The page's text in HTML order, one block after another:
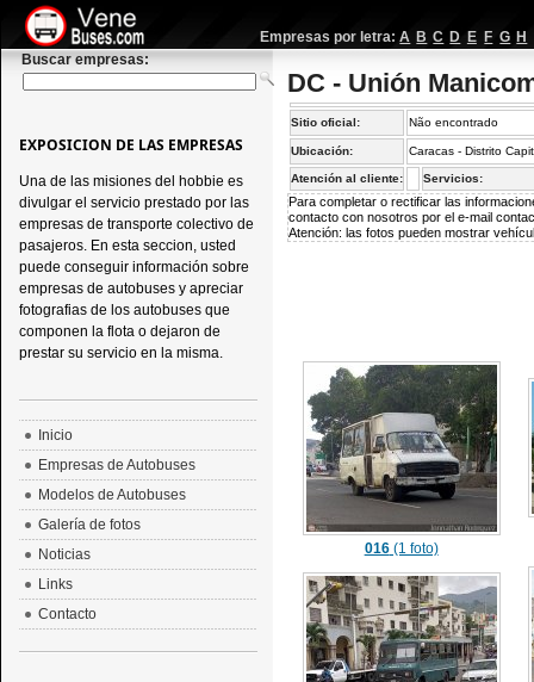
Empresas por letra: A B C D E F G H
Buscar empresas:
DC - Unión
Sitio oficial: Não encontrado
Ubicación: Caracas - Distrito
Atención al cliente: Servicios:
Para completar o rectificar las
contacto con nosotros por el e-mail
Atención: las fotos pueden mostrar
016(1 foto)
EXPOSICION DE LAS EMPRESAS
Una de las misiones del hobbie es
divulgar el servicio prestado por las
empresas de transporte colectivo de
pasajeros. En esta seccion, usted
puede conseguir información sobre
empresas de autobuses y apreciar
fotografias de los autobuses que
componen la flota o dejaron de
prestar su servicio en la misma.
Inicio
Empresas de Autobuses
Modelos de Autobuses
Galería de fotos
Noticias
Links
Contacto